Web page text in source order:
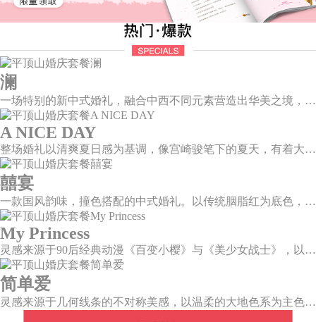
澜
一场特别的新中式婚礼，融合中西不同元素营造出华美之境，有庄严浪漫的西式证婚，也有含蓄深情的中式感恩，从古典到现代，从前世到今生，爱，隽永铭刻。
A NICE DAY
整场婚礼以清爽夏日感为基调，像宫崎骏笔下的夏天，有着大朵大朵像棉花糖似的白云，有蔚蓝蔚蓝的天空和青绿青绿的草地，有着童话世界里干净纯洁的美好，有着日系画风下的治愈感。
囍宴
一款国风韵味，撞色搭配的中式婚礼。以传统胭脂红为底色，黛蓝色花鸟点缀其中，热情的红色和低调的古风书画色相辅相成。
My Princess
灵感来源于90后经典动漫《百变小樱》与《美少女战士》，以柔美梦幻的马卡龙色系为主色调，融合精灵萌宠与星星魔法阵等元素，为遗落凡间的公主搭建一个召唤王子的舞台。
简单爱
灵感来源于几何线条的不对称美感，以温柔的大地色系为主色调，空间上，利用几何线条进行完美切割，配以柔和色系的花艺点缀，构造了一个温馨柔和、清新复古的空间。